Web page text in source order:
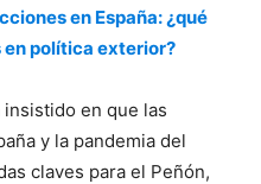
en España: ¿qué
política exterior?
insistido en que las
y la pandemia del
claves para el Peñón,